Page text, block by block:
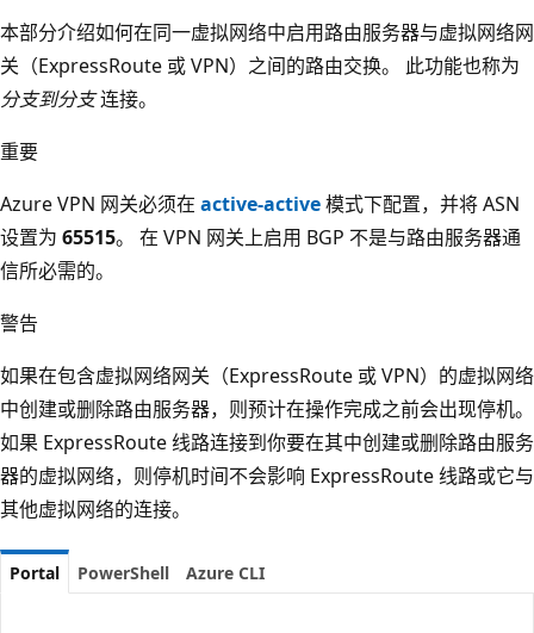
本部分介绍如何在同一虚拟网络中启用路由服务器与虚拟网络网
关（ExpressRoute 或 VPN）之间的路由交换。 此功能也称为
分支到分支连接。
重要
Azure VPN 网关必须在 active-active模式下配置，并将 ASN
设置为 65515。 在 VPN 网关上启用 BGP 不是与路由服务器通
信所必需的。
警告
如果在包含虚拟网络网关（ExpressRoute 或 VPN）的虚拟网络
中创建或删除路由服务器，则预计在操作完成之前会出现停机。
如果 ExpressRoute 线路连接到你要在其中创建或删除路由服务
器的虚拟网络，则停机时间不会影响 ExpressRoute 线路或它与
其他虚拟网络的连接。
Portal PowerShell Azure CLI